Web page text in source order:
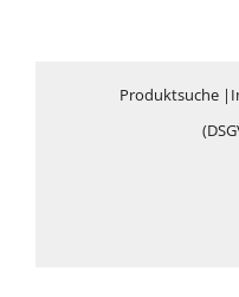
Produktsuche|